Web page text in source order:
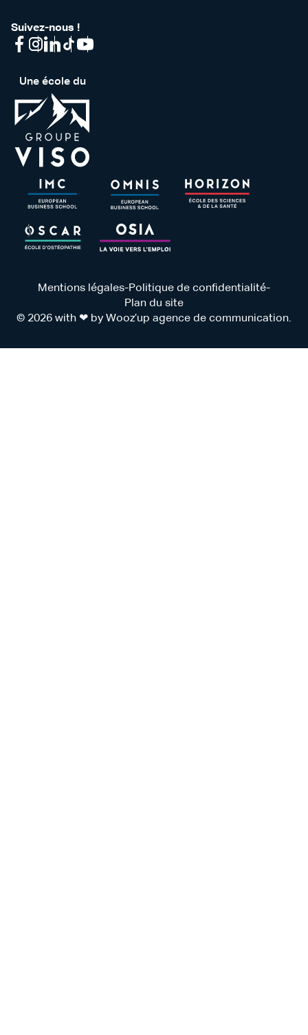
Suivez-nous !
Une école du
Mentions légales-Politique de confidentialité-
Plan du site
© 2026 with ❤ by Wooz’up agence de communication.